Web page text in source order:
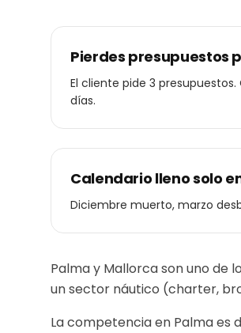
Pierdes presupuestos
El cliente pide 3
días.
Calendario lleno solo
Diciembre muerto, marzo
Palma y Mallorca son uno de
un sector náutico (charter,
La competencia en Palma es